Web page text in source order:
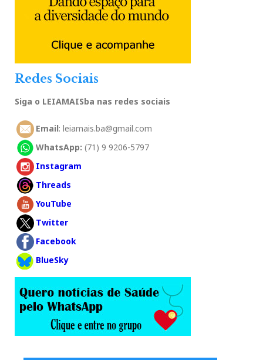
Redes Sociais
Siga o LEIAMAISba nas redes sociais
Email: leiamais.ba@gmail.com
WhatsApp: (71) 9 9206-5797
Instagram
Threads
YouTube
Twitter
Facebook
BlueSky